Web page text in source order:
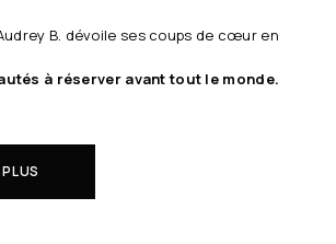
B. dévoile ses coups de cœur en
à réserver avant tout le monde.